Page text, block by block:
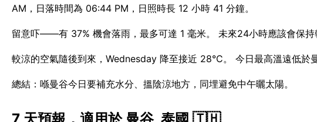
AM，日落時間為 06:44 PM，日照時長 12 小時 41 分鐘。
留意吓——有 37% 機會落雨，最多可達 1 毫米。 未來24小時應該會保持
較涼的空氣隨後到來，Wednesday 降至接近 28°C。 今日最高溫遠低於
總結：喺曼谷今日要補充水分、搵陰涼地方，同埋避免中午曬太陽。